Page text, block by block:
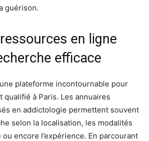
guérison.
en ligne
efficace
plateforme incontournable pour
à Paris. Les annuaires
en addictologie permettent souvent
selon la localisation, les modalités
encore l’expérience. En parcourant